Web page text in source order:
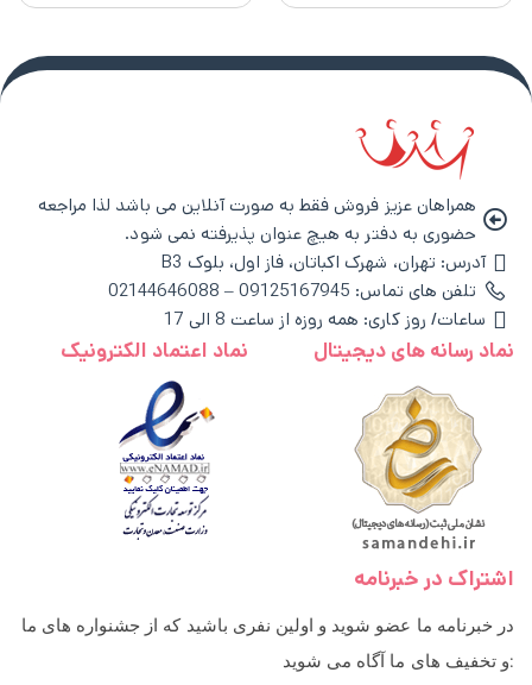
همراهان عزیز فروش فقط به صورت آنلاین می باشد لذا مراجعه
حضوری به دفتر به هیچ عنوان پذیرفته نمی شود.
آدرس: تهران، شهرک اکباتان، فاز اول، بلوک B3
تلفن های تماس: 09125167945 – 02144646088
ساعات/ روز کاری: همه روزه از ساعت 8 الی 17
نماد رسانه های دیجیتال نماد اعتماد الکترونیک
اشتراک در خبرنامه
در خبرنامه ما عضو شوید و اولین نفری باشید که از جشنواره های ما
و تخفیف های ما آگاه می شوید: